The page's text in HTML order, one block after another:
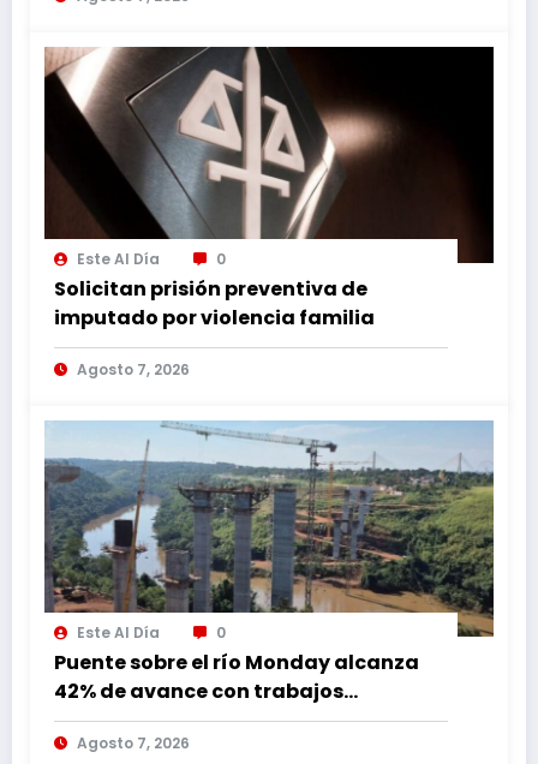
Este Al Día 0
Solicitan prisión preventiva de
imputado por violencia familia
Agosto 7, 2026
Este Al Día 0
Puente sobre el río Monday alcanza
42% de avance con trabajos
continuos
Agosto 7, 2026